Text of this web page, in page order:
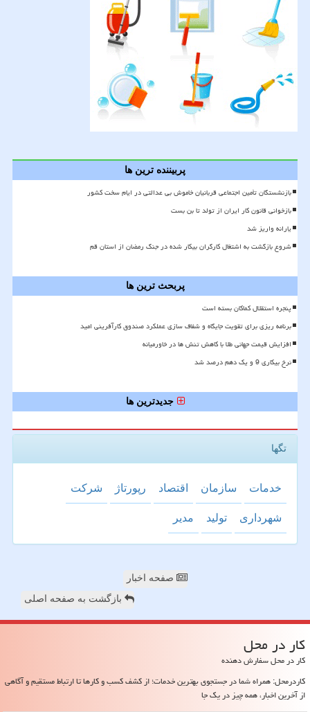
پربیننده ترین ها
بازنشستگان تأمین اجتماعی قربانیان خاموش بی عدالتی در ایام سخت کشور
بازخوانی قانون کار ایران از تولد تا بن بست
یارانه واریز شد
شروع بازگشت به اشتغال کارگران بیکار شده در جنگ رمضان از استان قم
پربحث ترین ها
پنجره استقلال کماکان بسته است
برنامه ریزی برای تقویت جایگاه و شفاف سازی عملکرد صندوق کارآفرینی امید
افزایش قیمت جهانی طلا با کاهش تنش ها در خاورمیانه
نرخ بیکاری 9 و یک دهم درصد شد
جدیدترین ها
تگها
خدمات سازمان اقتصاد رپورتاژ شركت
شهرداری تولید مدیر
صفحه اخبار
بازگشت به صفحه اصلی
كار در محل
کار در محل سفارش دهنده
کاردرمحل: همراه شما در جستجوی بهترین خدمات؛ از کشف کسب و کارها تا ارتباط مستقیم و آگاهی
از آخرین اخبار، همه چیز در یک جا